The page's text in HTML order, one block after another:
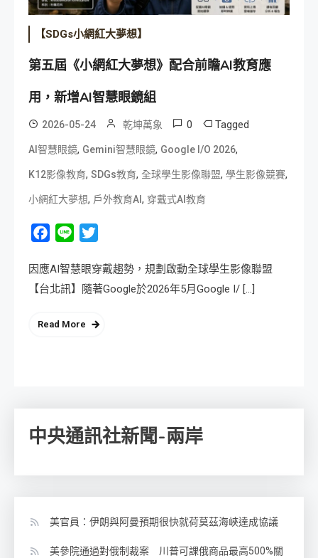
【SDGs小網紅大夢想】
第五屆《小網紅大夢想》配合前瞻AI教育應
用，新增AI智慧眼鏡組
2026-05-24 乾坤萬象 0 Tagged
AI智慧眼鏡, Gemini智慧眼鏡, Google I/O 2026,
K12影像教育, SDGs教育, 全球學生影像聯盟, 學生影像競賽,
小網紅大夢想, 戶外教育AI , 穿戴式AI教育
Facebook
Line
因應AI智慧眼穿戴趨勢，規劃啟動全球學生影像聯盟
【台北訊】隨著Google於2026年5月Google I/ […]
Read More
中央通訊社新聞-兩岸
美官員：伊朗與阿曼預期很快就荷莫茲海峽達成協議
美參院通過對俄制裁案 川普可課俄商品最高500%關